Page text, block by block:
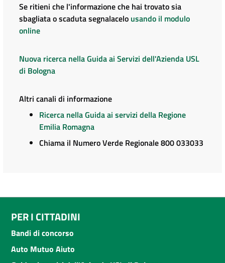
Se ritieni che l'informazione che hai trovato sia
sbagliata o scaduta segnalacelo usando il modulo
online
Nuova ricerca nella Guida ai Servizi dell'Azienda USL
di Bologna
Altri canali di informazione
Ricerca nella Guida ai servizi della Regione
Emilia Romagna
Chiama il Numero Verde Regionale 800 033033
PER I CITTADINI
Bandi di concorso
Auto Mutuo Aiuto